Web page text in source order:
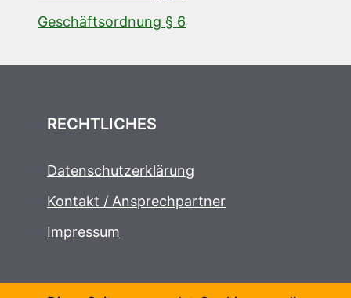
Geschäftsordnung § 6
RECHTLICHES
Datenschutzerklärung
Kontakt / Ansprechpartner
Impressum